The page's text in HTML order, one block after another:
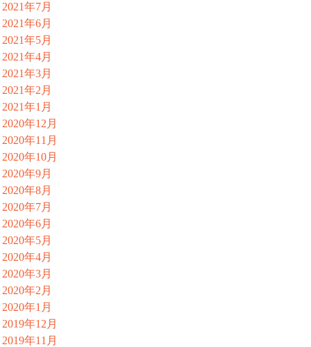
2021年7月
2021年6月
2021年5月
2021年4月
2021年3月
2021年2月
2021年1月
2020年12月
2020年11月
2020年10月
2020年9月
2020年8月
2020年7月
2020年6月
2020年5月
2020年4月
2020年3月
2020年2月
2020年1月
2019年12月
2019年11月